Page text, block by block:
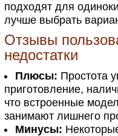
подходят для
лучше выбрать
Отзывы
недостатки
Плюсы: Простота
приготовление,
что встроенные
занимают лишнего
Минусы: